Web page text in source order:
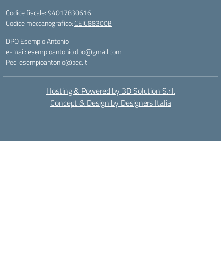
Codice fiscale: 94017830616
Codice meccanografico: CEIC88300B
DPO Esempio Antonio
e-mail: esempioantonio.dpo@gmail.com
Pec: esempioantonio@pec.it
Hosting & Powered by 3D Solution S.r.l.
Concept & Design by Designers Italia